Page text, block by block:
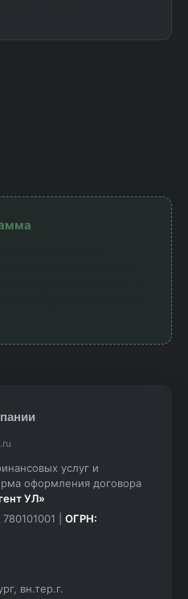
услуг и
оформления договора
УЛ»
780101001 | ОГРН:
вн.тер.г.